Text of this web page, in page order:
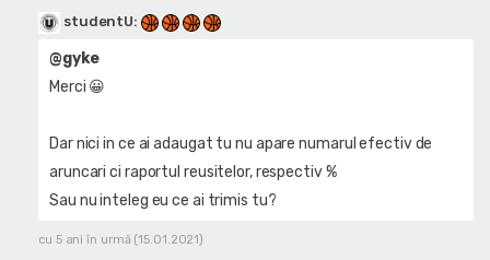
studentU:
@gyke
Merci 😀
Dar nici in ce ai adaugat tu nu apare numarul efectiv de
aruncari ci raportul reusitelor, respectiv %
Sau nu inteleg eu ce ai trimis tu?
cu 5 ani în urmă (15.01.2021)